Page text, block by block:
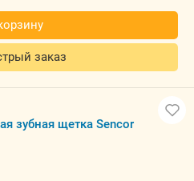
заказ
зубная щетка Sencor